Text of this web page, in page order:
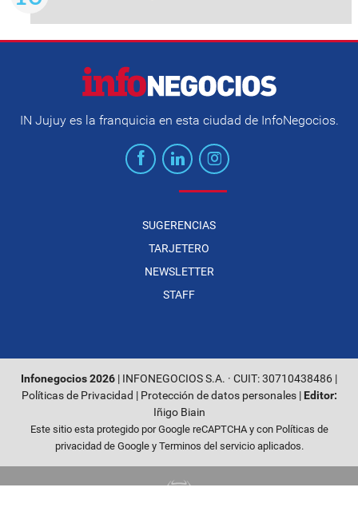
IN Jujuy es la franquicia en esta ciudad de InfoNegocios.
SUGERENCIAS
TARJETERO
NEWSLETTER
STAFF
Infonegocios 2026 | INFONEGOCIOS S.A. · CUIT: 30710438486 |
Políticas de Privacidad | Protección de datos personales| Editor:
Iñigo Biain
Este sitio esta protegido por Google reCAPTCHA y con Políticas de
privacidad de Googley Terminos del servicioaplicados.